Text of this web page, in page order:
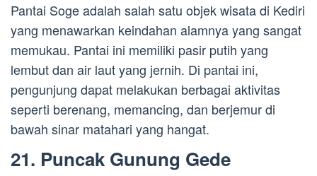
Pantai Soge adalah salah satu objek wisata di Kediri
yang menawarkan keindahan alamnya yang sangat
memukau. Pantai ini memiliki pasir putih yang
lembut dan air laut yang jernih. Di pantai ini,
pengunjung dapat melakukan berbagai aktivitas
seperti berenang, memancing, dan berjemur di
bawah sinar matahari yang hangat.
21. Puncak Gunung Gede